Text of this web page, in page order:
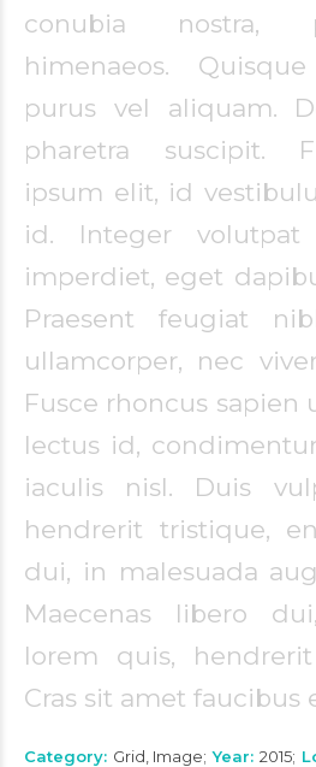
conubia nostra,
himenaeos.
purus vel aliquam.
pharetra suscipit.
ipsum elit, id
id. Integer
imperdiet, eget
Praesent feugiat
ullamcorper, nec
Fusce rhoncus sapien
lectus id,
iaculis nisl. Duis
hendrerit tristique,
dui, in malesuada
Maecenas libero
lorem quis,
Cras sit amet faucibus
Category Grid, Image Year 2015